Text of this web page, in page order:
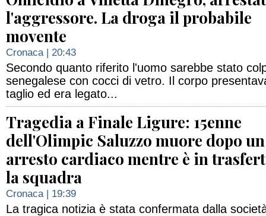
l'aggressore. La droga il probabile
movente
Cronaca| 20:43
Secondo quanto riferito l'uomo sarebbe stato
senegalese con cocci di vetro. Il corpo
taglio ed era legato...
Tragedia a Finale Ligure: 15enne
dell'Olimpic Saluzzo muore dopo un
arresto cardiaco mentre è in
la squadra
Cronaca| 19:39
La tragica notizia è stata confermata dalla